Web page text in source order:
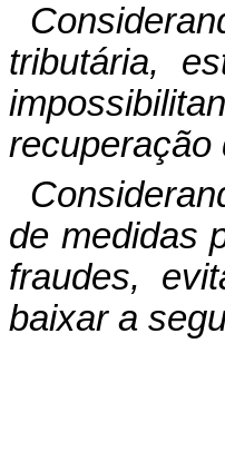
tributária,
recuperação
de medidas
fraudes,
baixar a